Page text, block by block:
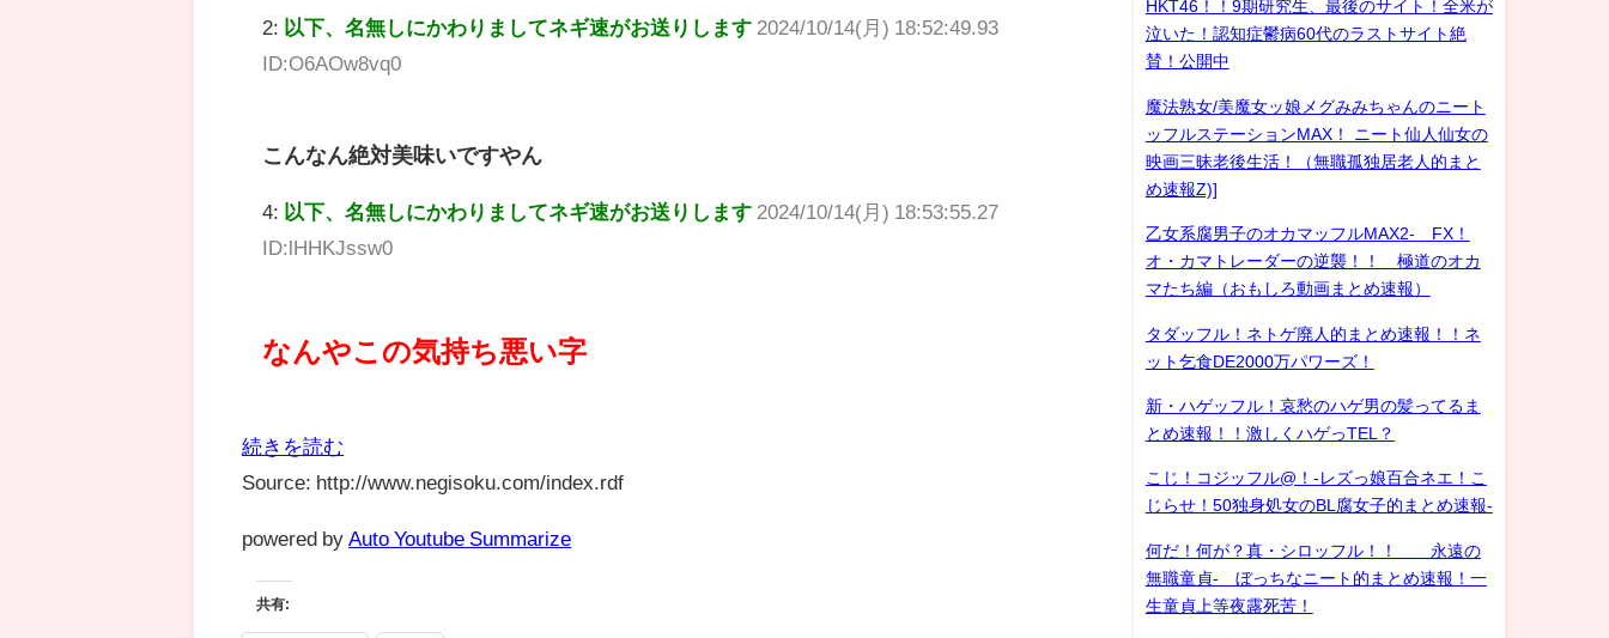
2: 以下、名無しにかわりましてネギ速がお送りします 2024/10/14(月) 18:52:49.93
ID:O6AOw8vq0
こんなん絶対美味いですやん
4: 以下、名無しにかわりましてネギ速がお送りします 2024/10/14(月) 18:53:55.27
ID:lHHKJssw0
なんやこの気持ち悪い字
続きを読む
Source: http://www.negisoku.com/index.rdf
powered by Auto Youtube Summarize
共有:
HKT46！！9期研究生、最後のサイト！全米が
泣いた！認知症鬱病60代のラストサイト絶
賛！公開中
魔法熟女/美魔女ッ娘メグみみちゃんのニート
ッフルステーションMAX！ ニート仙人仙女の
映画三昧老後生活！（無職孤独居老人的まと
め速報Z)]
乙女系腐男子のオカマッフルMAX2- FX！
オ・カマトレーダーの逆襲！！ 極道のオカ
マたち編（おもしろ動画まとめ速報）
タダッフル！ネトゲ廃人的まとめ速報！！ネ
ット乞食DE2000万パワーズ！
新・ハゲッフル！哀愁のハゲ男の髪ってるま
とめ速報！！激しくハゲっTEL？
こじ！コジッフル@！-レズっ娘百合ネエ！こ
じらせ！50独身処女のBL腐女子的まとめ速報-
何だ！何が？真・シロッフル！！ 永遠の
無職童貞- ぼっちなニート的まとめ速報！一
生童貞上等夜露死苦！